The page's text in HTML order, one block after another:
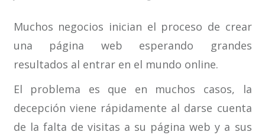
Muchos negocios inician el proceso de crear
una página web esperando grandes
resultados al entrar en el mundo online.
El problema es que en muchos casos, la
decepción viene rápidamente al darse cuenta
de la falta de visitas a su página web y a sus